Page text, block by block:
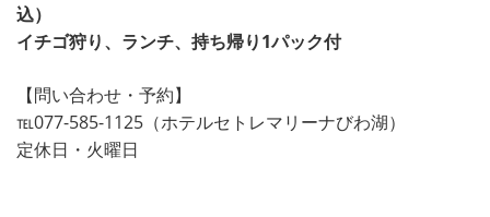
込）
イチゴ狩り、ランチ、持ち帰り1パック付
【問い合わせ・予約】
℡077-585-1125（ホテルセトレマリーナびわ湖）
定休日・火曜日